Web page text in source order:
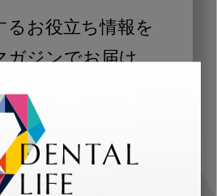
るお役立ち情報を
ガジンでお届け
た職種（歯科医師、歯
技工士）に合わせた内